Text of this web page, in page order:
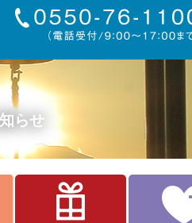
らせ